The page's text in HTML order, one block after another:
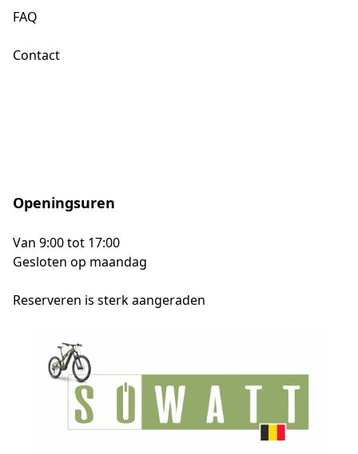
FAQ
Contact
Openingsuren
Van 9:00 tot 17:00
Gesloten op maandag
Reserveren is sterk aangeraden